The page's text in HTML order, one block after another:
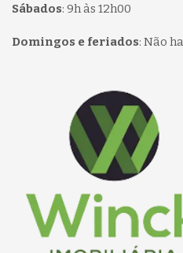
Sábados: 9h às 12h00
Domingos e feriados: Não
Página inicial